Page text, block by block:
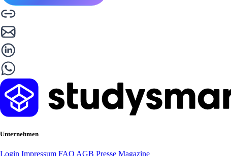
Unternehmen
Login Impressum FAQ AGB Presse Magazine